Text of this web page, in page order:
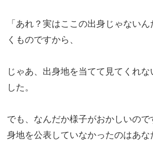
「あれ？実はここの出身じゃない
くものですから、
じゃあ、出身地を当てて見てくれな
した。
でも、なんだか様子がおかしいので
身地を公表していなかったのはあ